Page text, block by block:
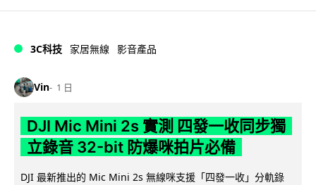
3C科技 家居無線 影音產品
Vin 1 日
DJI Mic Mini 2s 實測 四發一收同步獨
立錄音 32-bit 防爆咪拍片必備
DJI 最新推出的 Mic Mini 2s 無線咪支援「四發一收」分軌錄